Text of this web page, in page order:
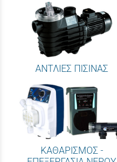
ΑΝΤΛΙΕΣ ΠΙΣΙΝΑΣ
ΚΑΘΑΡΙΣΜΟΣ -